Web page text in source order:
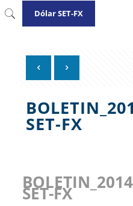
Dólar SET-FX
SET-FX
SET-FX